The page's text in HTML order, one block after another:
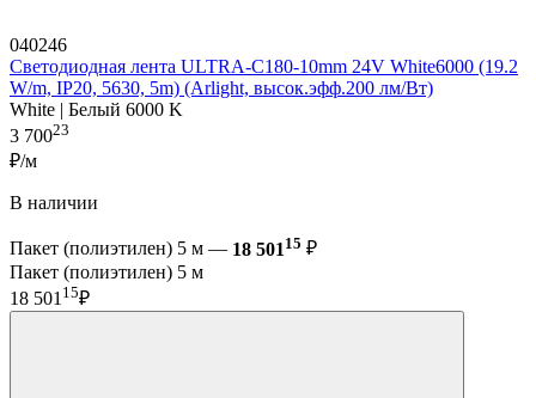
040246
Светодиодная лента ULTRA-C180-10mm 24V White6000 (19.2
W/m, IP20, 5630, 5m) (Arlight, высок.эфф.200 лм/Вт)
White | Белый 6000 K
3 70023
₽/м
В наличии
Пакет (полиэтилен) 5 м — 18 501 15 ₽
Пакет (полиэтилен) 5 м
18 501 15₽